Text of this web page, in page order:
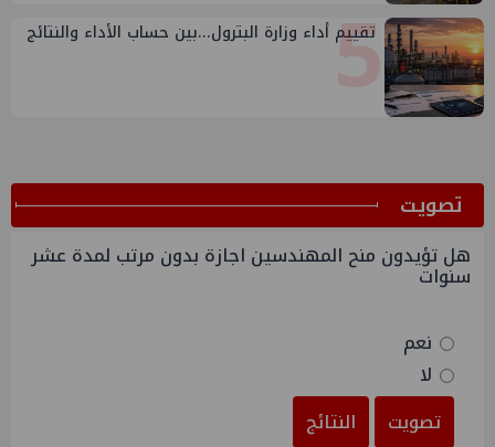
5
تقييم أداء وزارة البترول...بين حساب الأداء والنتائج
ﺗﺼﻮﻳﺖ
هل تؤيدون منح المهندسين اجازة بدون مرتب لمدة عشر
سنوات
نعم
لا
تصويت
النتائج